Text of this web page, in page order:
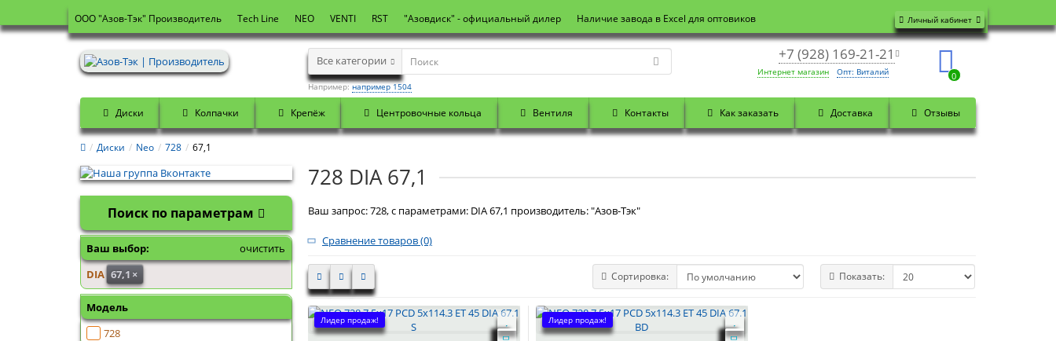
Личный кабинет
OOO "Азов-Тэк" Производитель Tech Line NEO VENTI RST "Азовдиск" - официальный дилер Наличие завода в Excel для оптовиков
+7 (928) 169-21-21
Интернет магазин Опт: Виталий 0
Все категории
Например:например 1504
Диски Колпачки Крепёж Центровочные кольца Вентиля Контакты Как заказать Доставка Отзывы
Диски Neo 728 67,1
Поиск по параметрам
Ваш выбор:
очистить
DIA 67,1 ×
Модель
728
728 DIA 67,1
Ваш запрос: 728, с параметрами: DIA 67,1 производитель: "Азов-Тэк"
Сравнение товаров (0)
Сортировка: Показать:
Лидер продаж! Лидер продаж!